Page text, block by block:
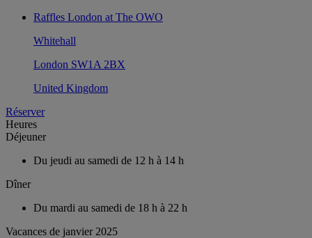
Raffles London at The OWO
Whitehall
London SW1A 2BX
United Kingdom
Réserver
Heures
Déjeuner
Du jeudi au samedi de 12 h à 14 h
Dîner
Du mardi au samedi de 18 h à 22 h
Vacances de janvier 2025